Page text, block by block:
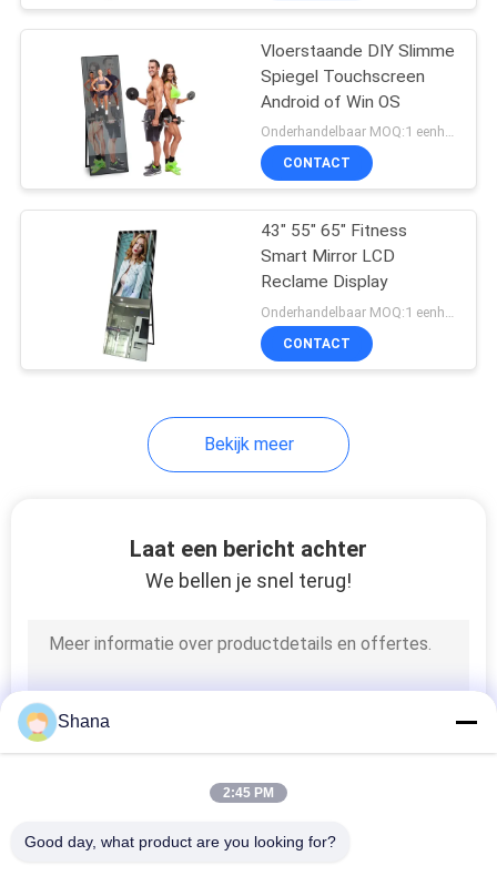
Vloerstaande DIY Slimme
Spiegel Touchscreen
Android of Win OS
Onderhandelbaar MOQ:1 eenheid
CONTACT
43" 55" 65" Fitness
Smart Mirror LCD
Reclame Display
Onderhandelbaar MOQ:1 eenheid
CONTACT
Bekijk meer
Laat een bericht achter
We bellen je snel terug!
Shana
2:45 PM
Good day, what product are you looking for?